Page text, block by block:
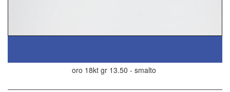
oro 18kt gr 13.50 - smalto